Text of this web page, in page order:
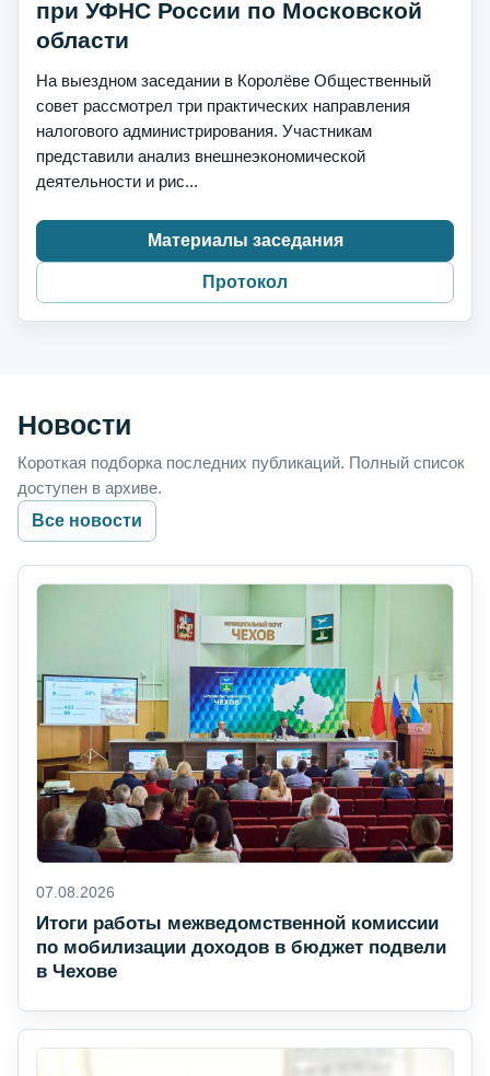
при УФНС России по Московской
области
На выездном заседании в Королёве Общественный
совет рассмотрел три практических направления
налогового администрирования. Участникам
представили анализ внешнеэкономической
деятельности и рис...
Материалы заседания
Протокол
Новости
Короткая подборка последних публикаций. Полный список
доступен в архиве.
Все новости
07.08.2026
Итоги работы межведомственной комиссии
по мобилизации доходов в бюджет подвели
в Чехове